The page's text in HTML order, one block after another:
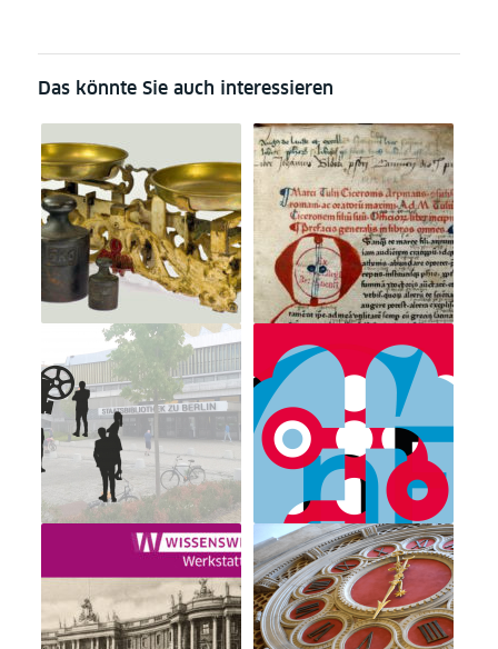
Das könnte Sie auch interessieren